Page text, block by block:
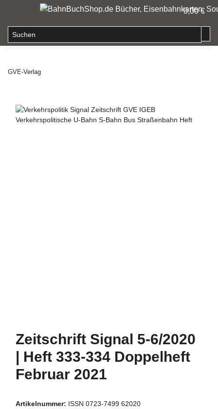
0,00 €
GVE-Verlag
Zeitschrift Signal 5-6/2020
| Heft 333-334 Doppelheft
Februar 2021
Artikelnummer: ISSN 0723-7499 62020